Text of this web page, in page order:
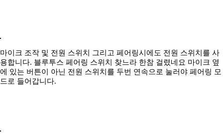
마이크 조작 및 전원 스위치 그리고 페어링시에도 전원 스위치를 사
용합니다. 블루투스 페어링 스위치 찾느라 한참 걸렸네요 마이크 옆
에 있는 버튼이 아닌 전원 스위치를 두번 연속으로 눌러야 페어링 모
드로 들어갑니다.